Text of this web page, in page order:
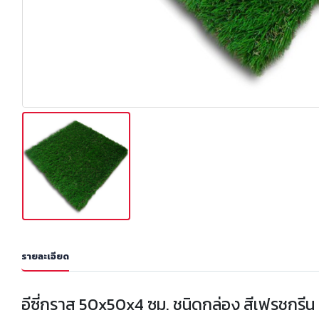
รายละเอียด
อีซี่กราส 50x50x4 ซม. ชนิดกล่อง สีเฟรชกรีน